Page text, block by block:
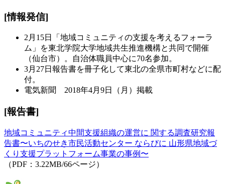
[情報発信]
2月15日「地域コミュニティの支援を考えるフォーラ
ム」を東北学院大学地域共生推進機構と共同で開催
（仙台市）。自治体職員中心に70名参加。
3月27日報告書を冊子化して東北の全県市町村などに配
付。
電気新聞 2018年4月9日（月）掲載
[報告書]
地域コミュニティ中間支援組織の運営に 関する調査研究報
告書〜いちのせき市民活動センター ならびに 山形県地域づ
くり支援プラットフォーム事業の事例〜
（PDF：3.22MB/66ページ）